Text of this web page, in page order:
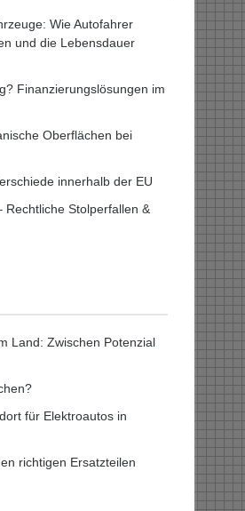
Wie Autofahrer
und die Lebensdauer
Finanzierungslösungen im
Oberflächen bei
innerhalb der EU
Rechtliche Stolperfallen &
Land: Zwischen Potenzial
für Elektroautos in
richtigen Ersatzteilen